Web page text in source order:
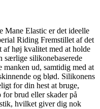
Elastic er det ideelle
Riding Fremstillet af det
høj kvalitet med at holde
særlige silikonebaserede
ud, samtidig med at
og blød. Silikonens
for din hest at bruge,
brud eller skader på
hvilket giver dig nok